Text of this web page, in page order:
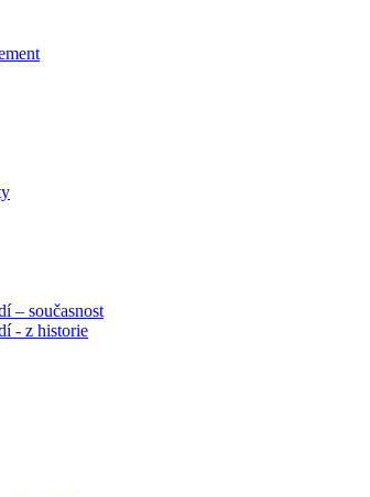
– současnost
​- z historie